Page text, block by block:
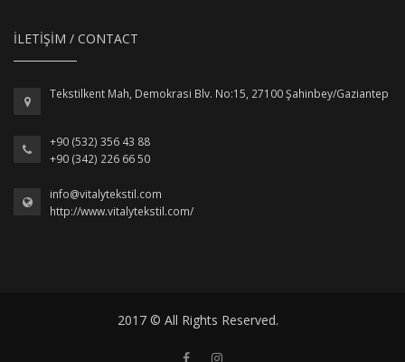
İLETİŞİM / CONTACT
Tekstilkent Mah, Demokrasi Blv. No:15, 27100 Şahinbey/Gaziantep
+90 (532) 356 43 88
+90 (342) 226 66 50
info@vitalytekstil.com
http://www.vitalytekstil.com/
2017 © All Rights Reserved.